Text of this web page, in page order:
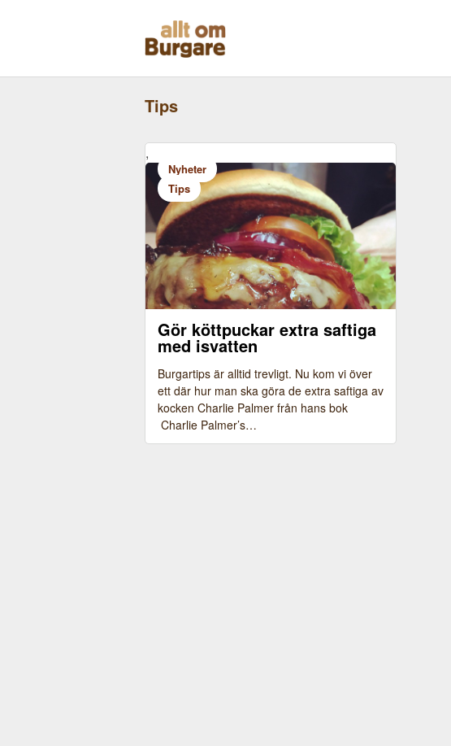
Tips
Nyheter
,
Tips
Gör köttpuckar extra saftiga
med isvatten
Burgartips är alltid trevligt. Nu kom vi över
ett där hur man ska göra de extra saftiga av
kocken Charlie Palmer från hans bok
Charlie Palmer’s…